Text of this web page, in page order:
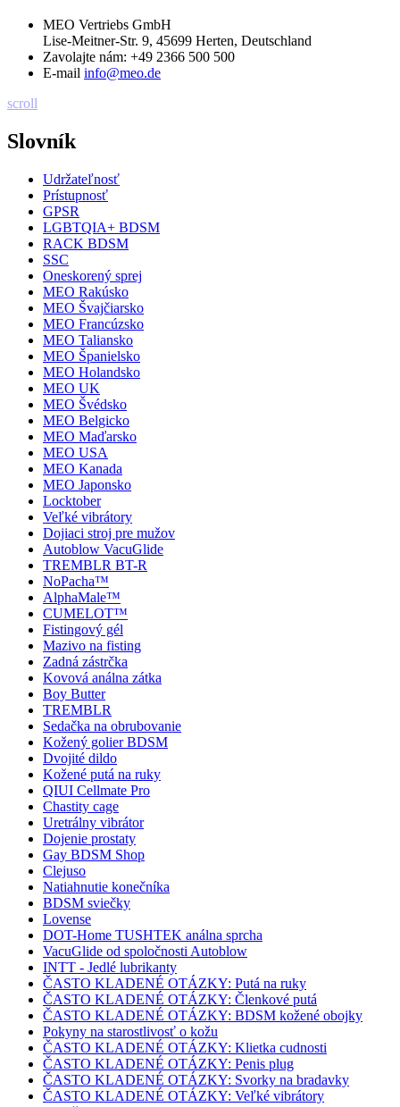
MEO Vertriebs GmbH
Lise-Meitner-Str. 9, 45699 Herten, Deutschland
Zavolajte nám: +49 2366 500 500
E-mail info@meo.de
scroll
Slovník
Udržateľnosť
Prístupnosť
GPSR
LGBTQIA+ BDSM
RACK BDSM
SSC
Oneskorený sprej
MEO Rakúsko
MEO Švajčiarsko
MEO Francúzsko
MEO Taliansko
MEO Španielsko
MEO Holandsko
MEO UK
MEO Švédsko
MEO Belgicko
MEO Maďarsko
MEO USA
MEO Kanada
MEO Japonsko
Locktober
Veľké vibrátory
Dojiaci stroj pre mužov
Autoblow VacuGlide
TREMBLR BT-R
NoPacha™
AlphaMale™
CUMELOT™
Fistingový gél
Mazivo na fisting
Zadná zástrčka
Kovová análna zátka
Boy Butter
TREMBLR
Sedačka na obrubovanie
Kožený golier BDSM
Dvojité dildo
Kožené putá na ruky
QIUI Cellmate Pro
Chastity cage
Uretrálny vibrátor
Dojenie prostaty
Gay BDSM Shop
Clejuso
Natiahnutie konečníka
BDSM sviečky
Lovense
DOT-Home TUSHTEK análna sprcha
VacuGlide od spoločnosti Autoblow
INTT - Jedlé lubrikanty
ČASTO KLADENÉ OTÁZKY: Putá na ruky
ČASTO KLADENÉ OTÁZKY: Členkové putá
ČASTO KLADENÉ OTÁZKY: BDSM kožené obojky
Pokyny na starostlivosť o kožu
ČASTO KLADENÉ OTÁZKY: Klietka cudnosti
ČASTO KLADENÉ OTÁZKY: Penis plug
ČASTO KLADENÉ OTÁZKY: Svorky na bradavky
ČASTO KLADENÉ OTÁZKY: Veľké vibrátory